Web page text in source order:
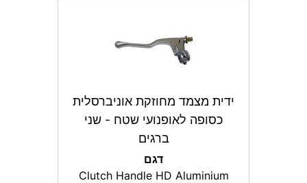
ידית מצמד מחוזקת אוניברסלית
כסופה לאופנועי שטח - שני
ברגים
דגם